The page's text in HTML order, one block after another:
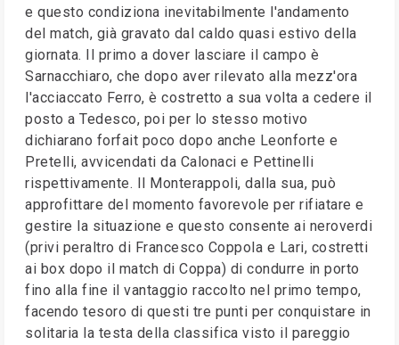
e questo condiziona inevitabilmente l'andamento
del match, già gravato dal caldo quasi estivo della
giornata. Il primo a dover lasciare il campo è
Sarnacchiaro, che dopo aver rilevato alla mezz'ora
l'acciaccato Ferro, è costretto a sua volta a cedere il
posto a Tedesco, poi per lo stesso motivo
dichiarano forfait poco dopo anche Leonforte e
Pretelli, avvicendati da Calonaci e Pettinelli
rispettivamente. Il Monterappoli, dalla sua, può
approfittare del momento favorevole per rifiatare e
gestire la situazione e questo consente ai neroverdi
(privi peraltro di Francesco Coppola e Lari, costretti
ai box dopo il match di Coppa) di condurre in porto
fino alla fine il vantaggio raccolto nel primo tempo,
facendo tesoro di questi tre punti per conquistare in
solitaria la testa della classifica visto il pareggio